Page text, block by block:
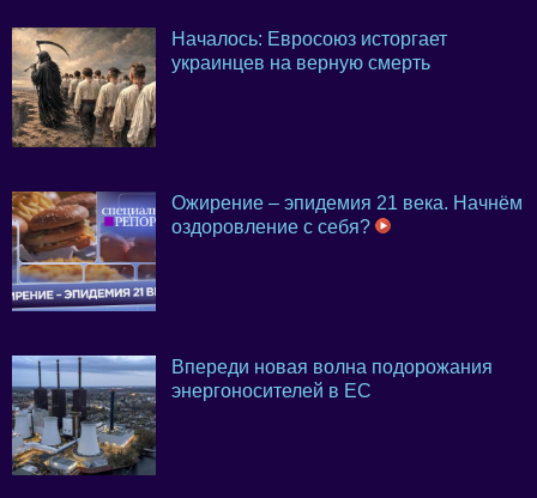
Началось: Евросоюз исторгает
украинцев на верную смерть
Ожирение – эпидемия 21 века. Начнём
оздоровление с себя?
Впереди новая волна подорожания
энергоносителей в ЕС